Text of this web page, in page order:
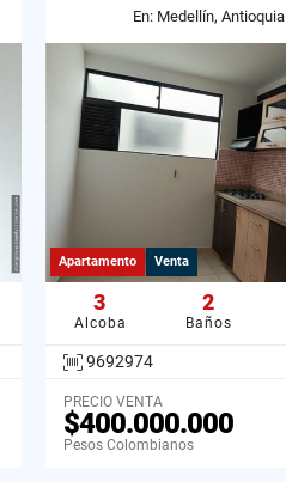
En: Medellín, Antioquia
Apartamento Venta
3
Alcoba
2
Baños
9692974
PRECIO VENTA
$400.000.000
Pesos Colombianos